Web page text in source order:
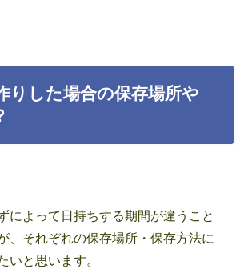
りした場合の保存場所や
によって日持ちする期間が違うこと
、それぞれの保存場所・保存方法に
いと思います。